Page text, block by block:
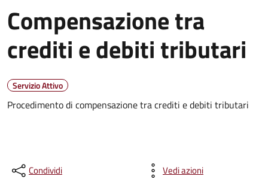
Compensazione tra
crediti e debiti tributari
Servizio Attivo
Procedimento di compensazione tra crediti e debiti tributari
Condividi Vedi azioni